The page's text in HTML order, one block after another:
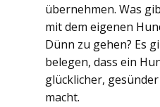
übernehmen. Was
mit dem eigenen
Dünn zu gehen? Es
belegen, dass ein
glücklicher,
macht.